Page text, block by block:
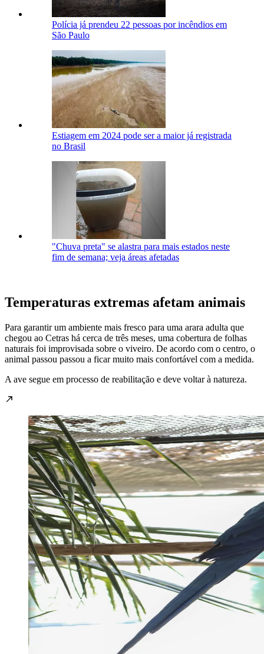
Polícia já prendeu 22 pessoas por incêndios em
São Paulo
Estiagem em 2024 pode ser a maior já registrada
no Brasil
"Chuva preta" se alastra para mais estados neste
fim de semana; veja áreas afetadas
Temperaturas extremas afetam animais
Para garantir um ambiente mais fresco para uma arara adulta que
chegou ao Cetras há cerca de três meses, uma cobertura de folhas
naturais foi improvisada sobre o viveiro. De acordo com o centro, o
animal passou passou a ficar muito mais confortável com a medida.
A ave segue em processo de reabilitação e deve voltar à natureza.